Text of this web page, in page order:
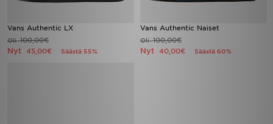
Vans Authentic LX
Oli100,00€
Nyt 45,00€ Säästä 55%
Vans Authentic Naiset
Oli100,00€
Nyt 40,00€ Säästä 60%